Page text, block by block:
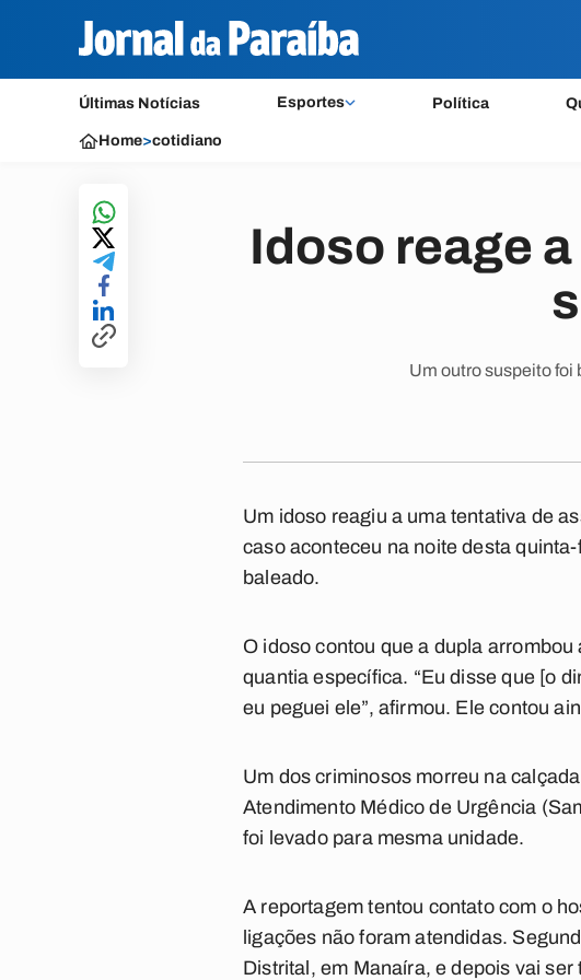
Últimas Notícias Esportes Política
Home>cotidiano
Idoso reage
Um outro suspeito foi
Um idoso reagiu a uma tentativa de
caso aconteceu na noite desta
baleado.
O idoso contou que a dupla
quantia específica. “Eu disse que [o
eu peguei ele”, afirmou. Ele contou
Um dos criminosos morreu na
Atendimento Médico de Urgência
foi levado para mesma unidade.
A reportagem tentou contato com o
ligações não foram atendidas.
Distrital, em Manaíra, e depois vai